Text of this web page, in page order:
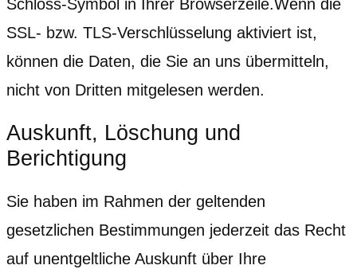
Schloss-Symbol in Ihrer Browserzeile.Wenn die
SSL- bzw. TLS-Verschlüsselung aktiviert ist,
können die Daten, die Sie an uns übermitteln,
nicht von Dritten mitgelesen werden.
Auskunft, Löschung und
Berichtigung
Sie haben im Rahmen der geltenden
gesetzlichen Bestimmungen jederzeit das Recht
auf unentgeltliche Auskunft über Ihre